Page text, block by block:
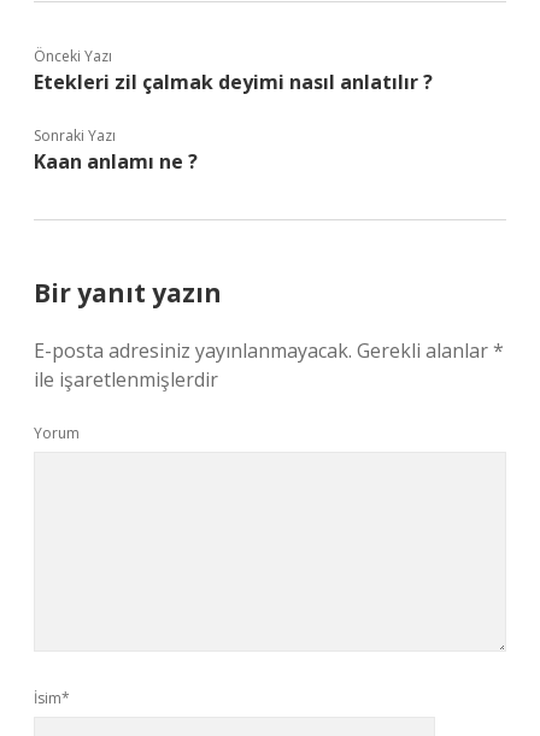
Önceki Yazı
Etekleri zil çalmak deyimi nasıl anlatılır ?
Sonraki Yazı
Kaan anlamı ne ?
Bir yanıt yazın
E-posta adresiniz yayınlanmayacak. Gerekli alanlar*
ile işaretlenmişlerdir
Yorum
İsim*